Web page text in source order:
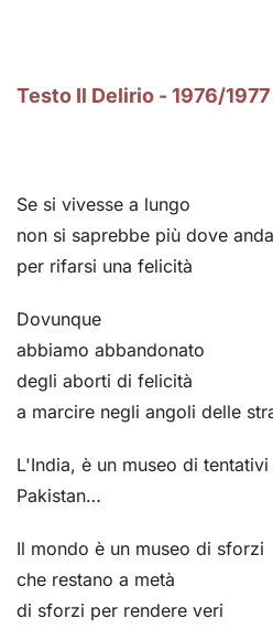
Testo Il Delirio - 1976/1977
Se si vivesse a lungo
non si saprebbe più dove
per rifarsi una felicità
Dovunque
abbiamo abbandonato
degli aborti di felicità
a marcire negli angoli delle
L'India, è un museo di
Pakistan…
Il mondo è un museo di sforzi
che restano a metà
di sforzi per rendere veri